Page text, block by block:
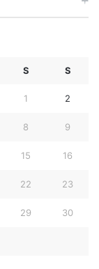
S S
1 2
8 9
15 16
22 23
29 30